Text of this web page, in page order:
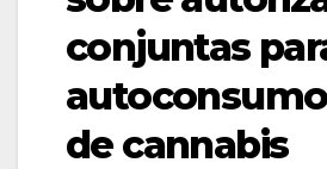
conjuntas
de cannabis